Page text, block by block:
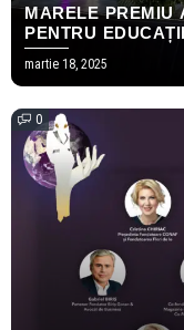
MARELE PREMIU
PENTRU
BUCUREȘTI A
ELEVI A
martie 18, 2025
0